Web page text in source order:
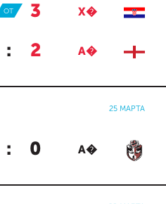
: 3 Х�
ОТ
: 2 А�
25 МАРТА
: 0 А�